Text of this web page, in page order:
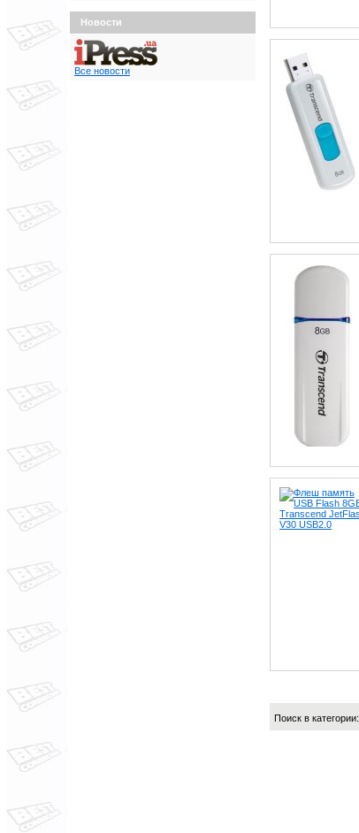
Новости
Все новости
Поиск в